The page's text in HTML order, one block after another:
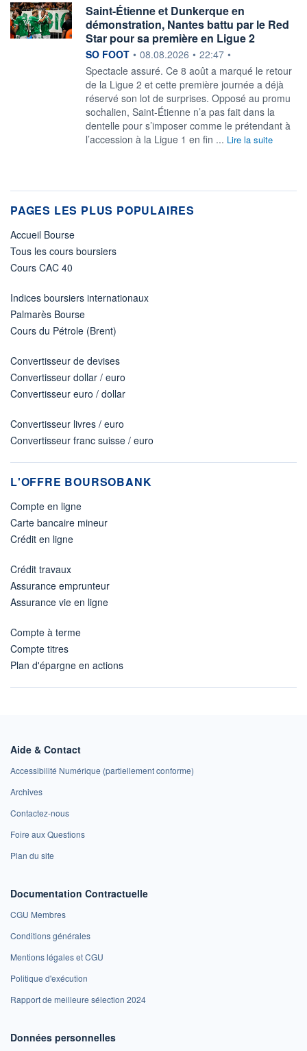
Saint-Étienne et Dunkerque en
démonstration, Nantes battu par le Red
Star pour sa première en Ligue 2
information fournie par
SO FOOT • 08.08.2026 • 22:47 •
Spectacle assuré. Ce 8 août a marqué le retour
de la Ligue 2 et cette première journée a déjà
réservé son lot de surprises. Opposé au promu
sochalien, Saint-Étienne n’a pas fait dans la
dentelle pour s’imposer comme le prétendant à
l’accession à la Ligue 1 en fin ... Lire la suite
PAGES LES PLUS POPULAIRES
Accueil Bourse
Tous les cours boursiers
Cours CAC 40
Indices boursiers internationaux
Palmarès Bourse
Cours du Pétrole (Brent)
Convertisseur de devises
Convertisseur dollar / euro
Convertisseur euro / dollar
Convertisseur livres / euro
Convertisseur franc suisse / euro
L'OFFRE BOURSOBANK
Compte en ligne
Carte bancaire mineur
Crédit en ligne
Crédit travaux
Assurance emprunteur
Assurance vie en ligne
Compte à terme
Compte titres
Plan d'épargne en actions
Aide & Contact
Accessibilité Numérique (partiellement conforme)
Archives
Contactez-nous
Foire aux Questions
Plan du site
Documentation Contractuelle
CGU Membres
Conditions générales
Mentions légales et CGU
Politique d'exécution
Rapport de meilleure sélection 2024
Données personnelles